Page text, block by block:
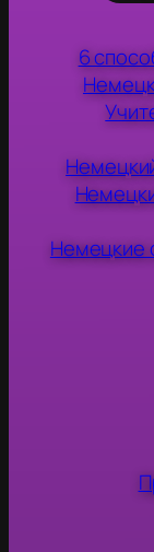
6
Немецкие